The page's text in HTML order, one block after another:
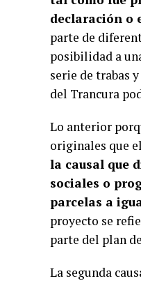
declaración o
parte de
posibilidad a
serie de trabas
del Trancura
Lo anterior
originales que
la causal que
sociales o
parcelas a
proyecto se
parte del plan
La segunda